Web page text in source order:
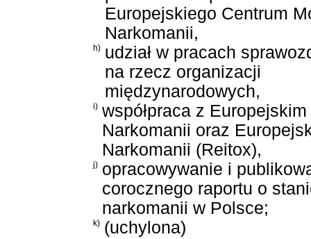
Europejskiego Centrum
Narkomanii,
h) udział w pracach
na rzecz organizacji
międzynarodowych,
i) współpraca z
Narkomanii oraz
Narkomanii (Reitox),
j) opracowywanie i
corocznego raportu o
narkomanii w Polsce;
k) (uchylona)